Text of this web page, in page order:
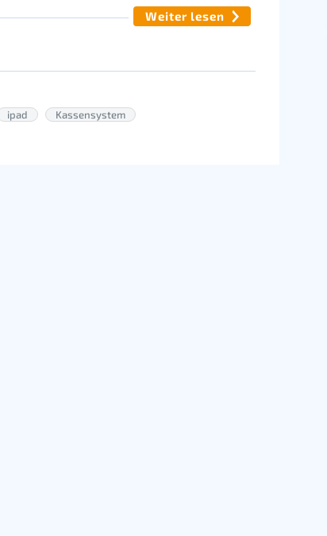
Weiter lesen
ipad Kassensystem